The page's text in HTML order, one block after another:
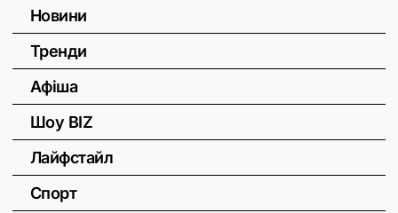
Новини
Тренди
Афіша
Шоу BIZ
Лайфстайл
Спорт